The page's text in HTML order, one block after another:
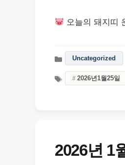
오늘의 돼지띠
Uncategorized
2026년1월25일
2026년 1